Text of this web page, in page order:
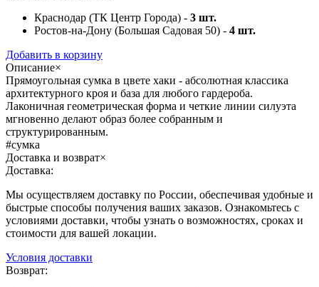
Краснодар (ТК Центр Города) - 3 шт.
Ростов-на-Дону (Большая Садовая 50) - 4 шт.
Добавить в корзину
Описание×
Прямоугольная сумка в цвете хаки - абсолютная классика
архитектурного кроя и база для любого гардероба.
Лаконичная геометрическая форма и четкие линии силуэта
мгновенно делают образ более собранным и
структурированным.
#сумка
Доставка и возврат×
Доставка:
Мы осуществляем доставку по России, обеспечивая удобные и
быстрые способы получения ваших заказов. Ознакомьтесь с
условиями доставки, чтобы узнать о возможностях, сроках и
стоимости для вашей локации.
Условия доставки
Возврат: